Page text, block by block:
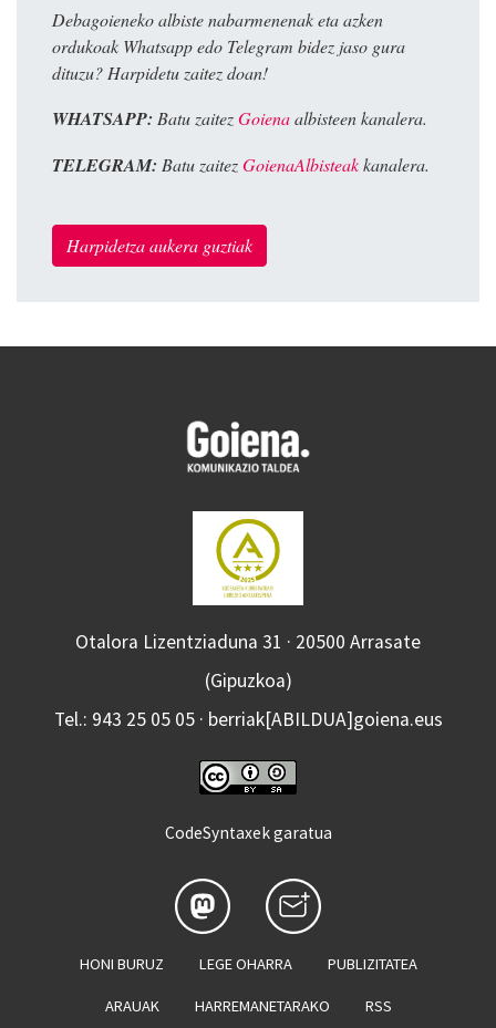
Debagoieneko albiste nabarmenenak eta azken
ordukoak Whatsapp edo Telegram bidez jaso gura
dituzu? Harpidetu zaitez doan!
WHATSAPP: Batu zaitezGoienaalbisteen kanalera.
TELEGRAM: Batu zaitezGoienaAlbisteakkanalera.
Harpidetza aukera guztiak
Otalora Lizentziaduna 31 · 20500 Arrasate
(Gipuzkoa)
Tel.: 943 25 05 05 · berriak[ABILDUA]goiena.eus
CodeSyntaxek garatua
HONI BURUZ LEGE OHARRA PUBLIZITATEA
ARAUAK HARREMANETARAKO RSS